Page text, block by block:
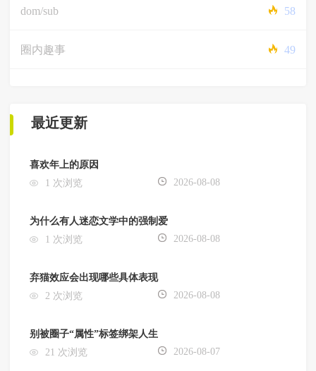
dom/sub 58
圈内趣事 49
最近更新
喜欢年上的原因
1 次浏览
2026-08-08
为什么有人迷恋文学中的强制爱
1 次浏览
2026-08-08
弃猫效应会出现哪些具体表现
2 次浏览
2026-08-08
别被圈子“属性”标签绑架人生
21 次浏览
2026-08-07